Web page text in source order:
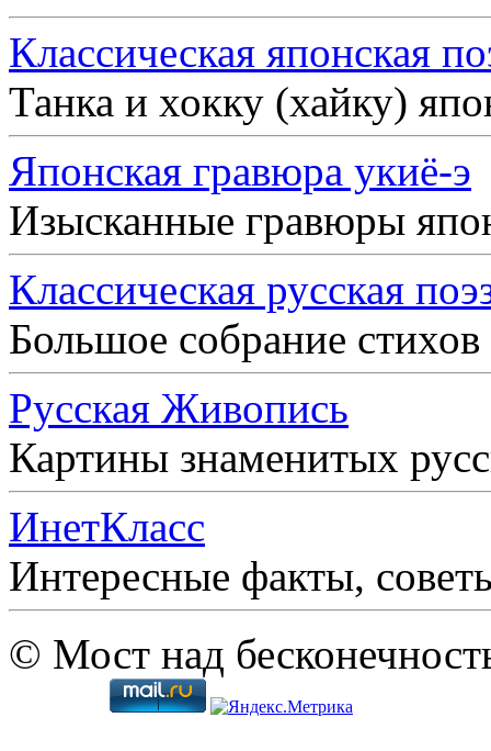
Классическая японская
Танка и хокку (хайку)
Японская гравюра укиё-э
Изысканные гравюры
Классическая русская
Большое собрание
Русская Живопись
Картины знаменитых
ИнетКласс
Интересные факты,
© Мост над